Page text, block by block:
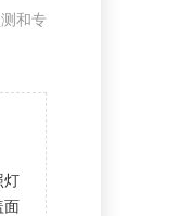
和专
灯
面